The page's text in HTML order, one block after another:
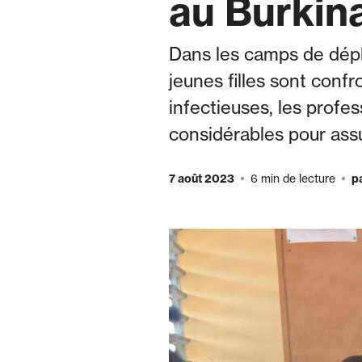
au
Dans les camps de
jeunes filles sont
infectieuses, les
considérables pour
7 août 2023 6 min de lecture